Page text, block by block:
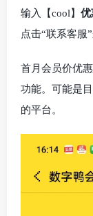
输入【cool】 优
点击“联系客服
首月会员价优
功能。可能是
的平台。